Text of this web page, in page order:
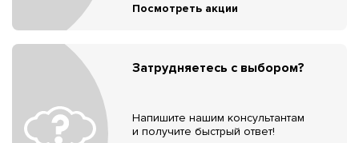
Посмотреть акции
Затрудняетесь с выбором?
Напишите нашим консультантам
и получите быстрый ответ!